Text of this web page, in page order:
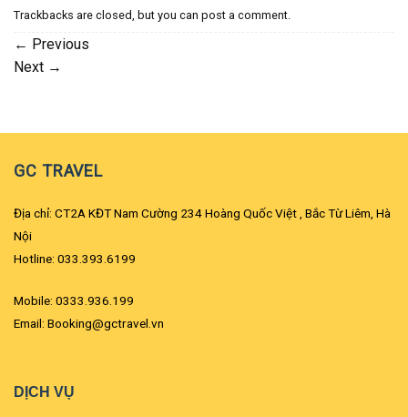
Trackbacks are closed, but you can post a comment
← Previous
Next →
GC TRAVEL
Địa chỉ: CT2A KĐT Nam Cường 234 Hoàng Quốc Việt , Bắc Từ Liêm, Hà
Nội
Hotline: 033.393.6199
Mobile: 0333.936.199
Email: Booking@gctravel.vn
DỊCH VỤ